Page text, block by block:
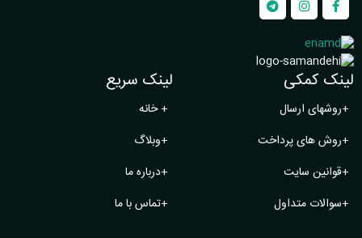
لینک کمکی
+روشهای ارسال
+روش های پرداخت
+قوانین سایت
+سوالات متداول
لینک سریع
+خانه
+وبلاگ
+درباره ما
+تماس با ما